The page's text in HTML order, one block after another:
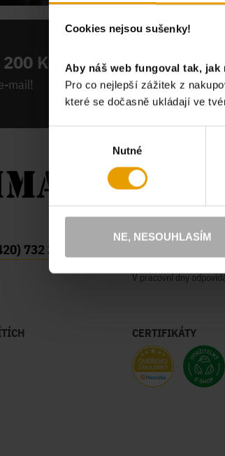
Cookies nejsou sušenky!
Aby náš web fungoval tak,
Pro co nejlepší zážitek z
které se dočasně ukládají ve
Nutné
NE, NESOUHLASÍM
200 KČ NA PRVNÍ NÁKUP?
mail!
732 387 626
V pracovní dny
CERTIFIKÁTY